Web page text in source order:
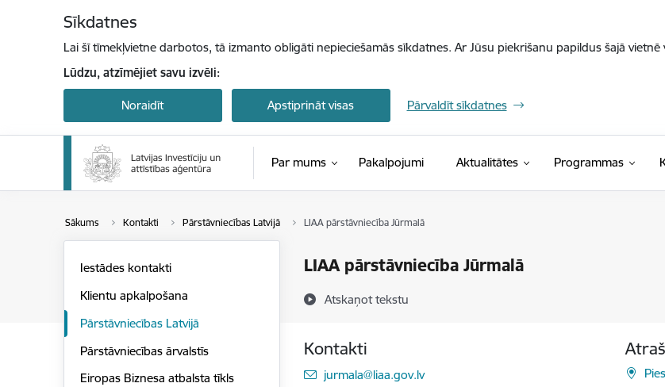
Sīkdatnes
Lai šī tīmekļvietne darbotos, tā izmanto obligāti nepieciešamās sīkdatnes. Ar Jūsu piekrišanu papildus šajā
Lūdzu, atzīmējiet savu izvēli:
Noraidīt Apstiprināt visas Pārvaldīt sīkdatnes
Par mums Pakalpojumi Aktualitātes Programmas
Sākums Kontakti Pārstāvniecības Latvijā LIAA pārstāvniecība Jūrmalā
LIAA pārstāvniecība Jūrmalā
Atskaņot tekstu
Iestādes kontakti
Klientu apkalpošana
Pārstāvniecības Latvijā
Pārstāvniecības ārvalstīs
Eiropas Biznesa atbalsta tīkls
Kontakti
E-pasts:
jurmala@liaa.gov.lv